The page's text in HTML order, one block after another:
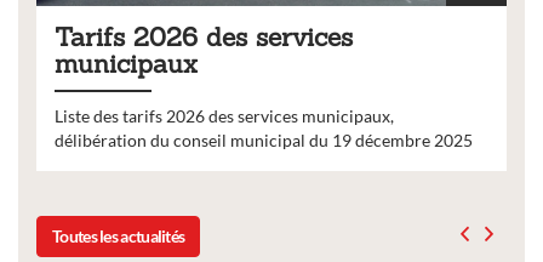
Tarifs 2026 des services
municipaux
Liste des tarifs 2026 des services municipaux,
délibération du conseil municipal du 19 décembre 2025
Toutes les actualités